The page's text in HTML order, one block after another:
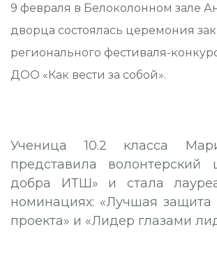
9 февраля в Белоколонном зале
дворца состоялась церемония
регионального фестиваля-
ДОО «Как вести за собой».
Ученица 10.2 класса
представила волонтерский
добра ИТШ» и стала
номинациях: «Лучшая защита
проекта» и «Лидер глазами